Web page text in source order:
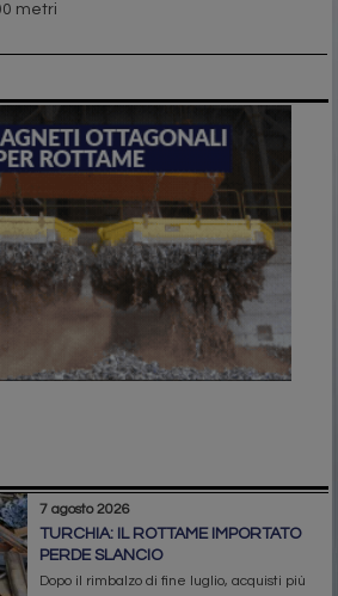
metri
7 agosto 2026
TURCHIA: IL ROTTAME IMPORTATO
PERDE SLANCIO
Dopo il rimbalzo di fine luglio, acquisti più